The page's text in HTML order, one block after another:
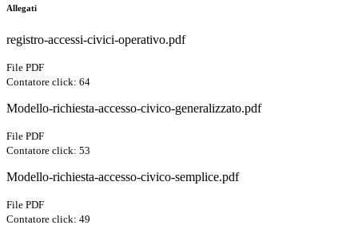
Allegati
registro-accessi-civici-operativo.pdf
File PDF
Contatore click: 64
Modello-richiesta-accesso-civico-generalizzato.pdf
File PDF
Contatore click: 53
Modello-richiesta-accesso-civico-semplice.pdf
File PDF
Contatore click: 49